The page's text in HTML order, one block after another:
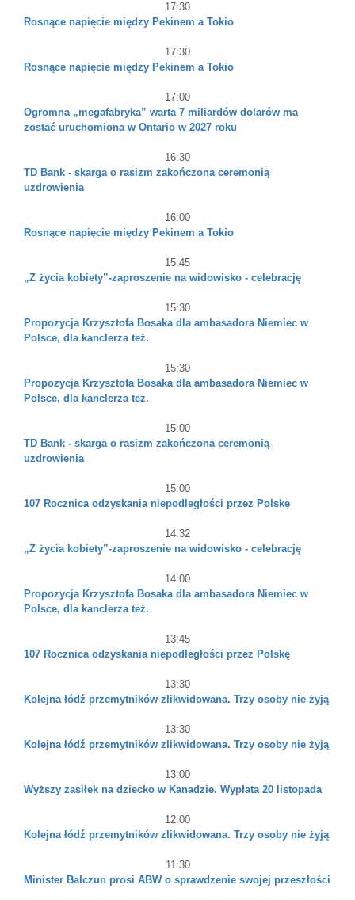
17:30
Rosnące napięcie między Pekinem a Tokio
17:30
Rosnące napięcie między Pekinem a Tokio
17:00
Ogromna „megafabryka” warta 7 miliardów dolarów ma
zostać uruchomiona w Ontario w 2027 roku
16:30
TD Bank - skarga o rasizm zakończona ceremonią
uzdrowienia
16:00
Rosnące napięcie między Pekinem a Tokio
15:45
„Z życia kobiety”-zaproszenie na widowisko - celebrację
15:30
Propozycja Krzysztofa Bosaka dla ambasadora Niemiec w
Polsce, dla kanclerza też.
15:30
Propozycja Krzysztofa Bosaka dla ambasadora Niemiec w
Polsce, dla kanclerza też.
15:00
TD Bank - skarga o rasizm zakończona ceremonią
uzdrowienia
15:00
107 Rocznica odzyskania niepodległości przez Polskę
14:32
„Z życia kobiety”-zaproszenie na widowisko - celebrację
14:00
Propozycja Krzysztofa Bosaka dla ambasadora Niemiec w
Polsce, dla kanclerza też.
13:45
107 Rocznica odzyskania niepodległości przez Polskę
13:30
Kolejna łódź przemytników zlikwidowana. Trzy osoby nie żyją
13:30
Kolejna łódź przemytników zlikwidowana. Trzy osoby nie żyją
13:00
Wyższy zasiłek na dziecko w Kanadzie. Wypłata 20 listopada
12:00
Kolejna łódź przemytników zlikwidowana. Trzy osoby nie żyją
11:30
Minister Balczun prosi ABW o sprawdzenie swojej przeszłości